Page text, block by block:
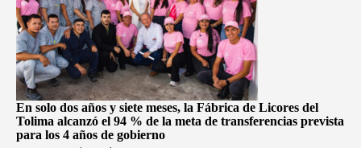
En solo dos años y siete meses, la Fábrica de Licores del
Tolima alcanzó el 94 % de la meta de transferencias prevista
para los 4 años de gobierno